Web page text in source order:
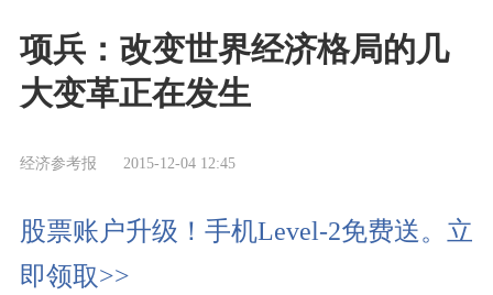
项兵：改变世界经济格局的几
大变革正在发生
经济参考报 2015-12-04 12:45
股票账户升级！手机Level-2免费送。立
即领取>>